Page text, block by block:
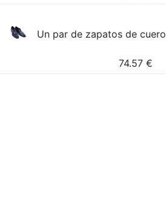
Un par de zapatos de cuero
74.57 €